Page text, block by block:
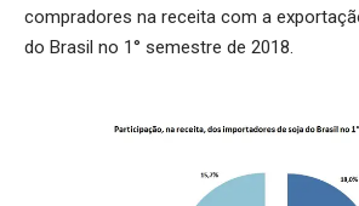
compradores na receita com a
do Brasil no 1° semestre de 2018.